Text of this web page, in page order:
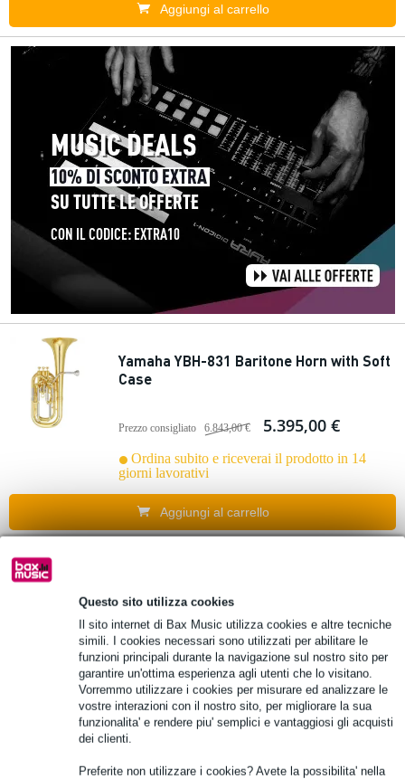
Questo sito utilizza cookies
Il sito internet di Bax Music utilizza cookies e altre tecniche
simili. I cookies necessari sono utilizzati per abilitare le
funzioni principali durante la navigazione sul nostro sito per
garantire un'ottima esperienza agli utenti che lo visitano.
Vorremmo utilizzare i cookies per misurare ed analizzare le
vostre interazioni con il nostro sito, per migliorare la sua
funzionalita' e rendere piu' semplici e vantaggiosi gli acquisti
dei clienti.
Preferite non utilizzare i cookies? Avete la possibilita' nella
Aggiungi al carrello
Yamaha YBH-831 Baritone Horn with Soft
Case
Prezzo consigliato 6.843,00 € 5.395,00 €
Ordina subito e riceverai il prodotto in 14
giorni lavorativi
Aggiungi al carrello
Horn with Soft Case
Prezzo consigliato 4.630,00 € 3.999,00 €
Ordina subito e riceverai il prodotto in 14
giorni lavorativi
Aggiungi al carrello